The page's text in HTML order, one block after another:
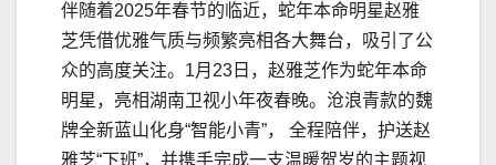
伴随着2025年春节的临近，蛇年本命明星赵雅
芝凭借优雅气质与频繁亮相各大舞台，吸引了公
众的高度关注。1月23日，赵雅芝作为蛇年本命
明星，亮相湖南卫视小年夜春晚。沧浪青款的魏
牌全新蓝山化身“智能小青”， 全程陪伴，护送赵
雅芝“下班”，并携手完成一支温暖贺岁的主题视